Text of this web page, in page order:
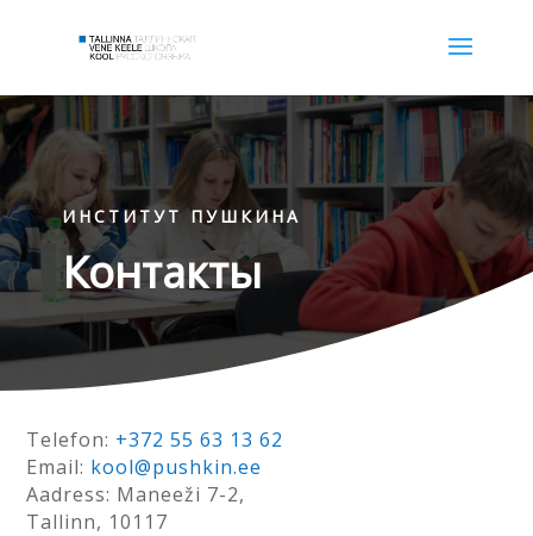
ИНСТИТУТ ПУШКИНА
Контакты
Telefon: +372 55 63 13 62
Email: kool@pushkin.ee
Aadress: Maneeži 7-2,
Tallinn, 10117